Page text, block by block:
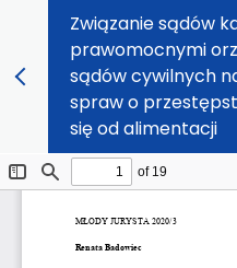
Związanie sądów
prawomocnymi
sądów cywilnych
spraw o
się od alimentacji